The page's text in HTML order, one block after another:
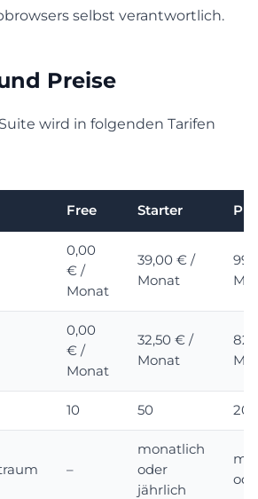
selbst verantwortlich.
Preise
wird in folgenden Tarifen
Free Starter
0,00
€ /
Monat
39,00 € /
Monat
0,00
€ /
Monat
32,50 € /
Monat
10 50 200
–
monatlich
oder
jährlich